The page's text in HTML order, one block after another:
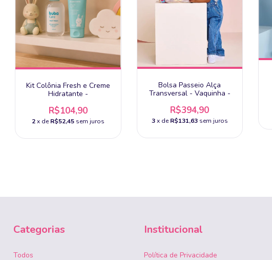
Kit Colônia Fresh e Creme
Hidratante -
R$104,90
2 x deR$52,45 sem juros
Bolsa Passeio Alça
Transversal - Vaquinha -
R$394,90
3 x deR$131,63 sem juros
Categorias
Todos
Institucional
Política de Privacidade